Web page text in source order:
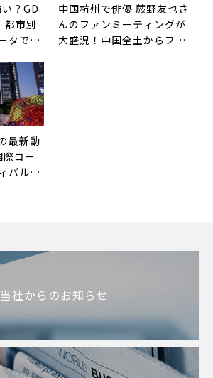
？GD
都市別
タで確
中国杭州で俳優 蕨野友也さ
んのファンミーティングが
大盛況！中国全土からファ
最新動
バルか
当社からのお知らせ